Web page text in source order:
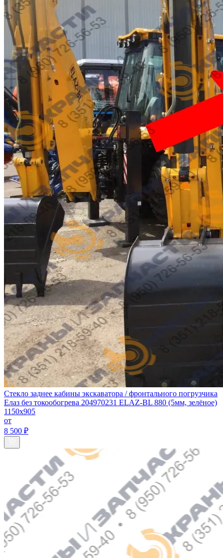
Стекло заднее кабины экскаватора / фронтального погрузчика
Елаз без токообогрева 204970231 ELAZ-BL 880 (5мм, зелёное)
1150х905
от
8 500 ₽